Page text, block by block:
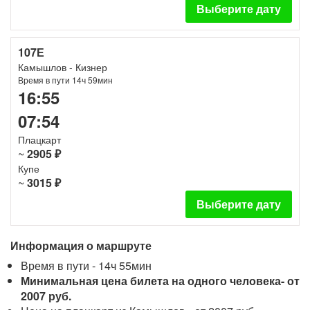
Выберите дату
107Е
Камышлов - Кизнер
Время в пути 14ч 59мин
16:55
07:54
Плацкарт
~ 2905 ₽
Купе
~ 3015 ₽
Выберите дату
Информация о маршруте
Время в пути - 14ч 55мин
Минимальная цена билета на одного человека- от
2007 руб.